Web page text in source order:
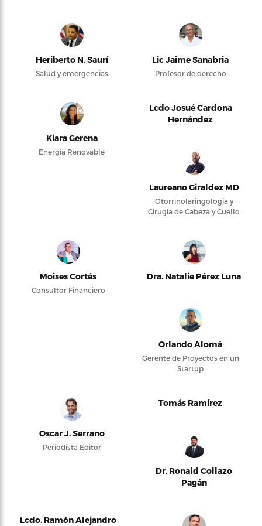
Heriberto N. Saurí
Salud y emergencias
Lic Jaime Sanabria
Profesor de derecho
Kiara Gerena
Energía Renovable
Lcdo Josué Cardona
Hernández
Laureano Giraldez MD
Otorrinolaringología y
Cirugía de Cabeza y Cuello
Moises Cortés
Consultor Financiero
Dra. Natalie Pérez Luna
Orlando Alomá
Gerente de Proyectos en un
Startup
Oscar J. Serrano
Periodista Editor
Tomás Ramírez
Dr. Ronald Collazo
Pagán
Lcdo. Ramón Alejandro